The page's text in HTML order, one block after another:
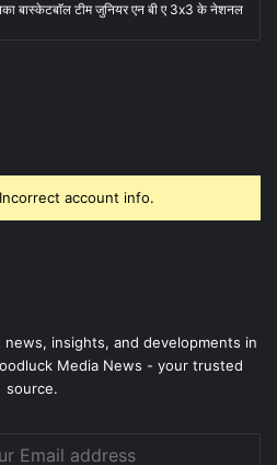
बास्केटबाॅल टीम जुनियर एन बी ए 3x3 के नेशनल
account info.
insights, and developments in
Media News - your trusted
source.